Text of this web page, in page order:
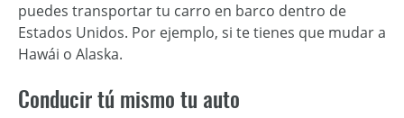
puedes transportar tu carro en barco dentro de
Estados Unidos. Por ejemplo, si te tienes que mudar a
Hawái o Alaska.
Conducir tú mismo tu auto